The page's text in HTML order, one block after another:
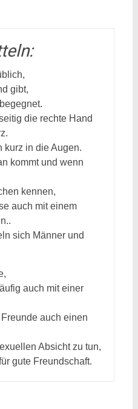
gibt,
die rechte Hand
kurz in die Augen.
kommt und wenn
kennen,
auch mit einem
sich Männer und
auch mit einer
auch einen
Absicht zu tun,
gute Freundschaft.